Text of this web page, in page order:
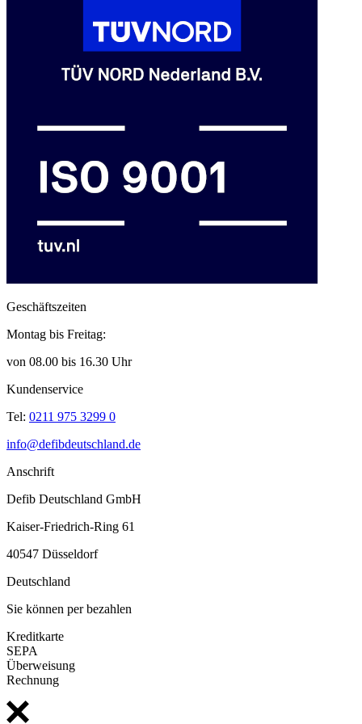
Geschäftszeiten
Montag bis Freitag:
von 08.00 bis 16.30 Uhr
Kundenservice
Tel: 0211 975 3299 0
info@defibdeutschland.de
Anschrift
Defib Deutschland GmbH
Kaiser-Friedrich-Ring 61
40547 Düsseldorf
Deutschland
Sie können per bezahlen
Kreditkarte
SEPA
Überweisung
Rechnung